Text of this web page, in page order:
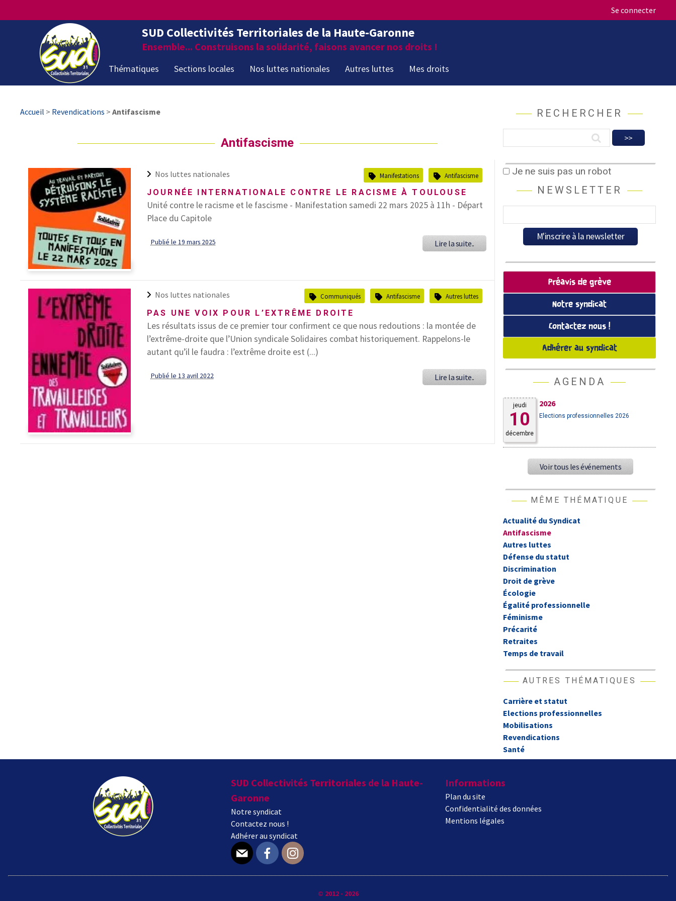
Se connecter
SUD Collectivités Territoriales de la Haute-Garonne
Ensemble... Construisons la solidarité, faisons avancer nos droits !
Thématiques Sections locales Nos luttes nationales Autres luttes Mes droits
Accueil > Revendications > Antifascisme
Antifascisme
Manifestations Antifascisme
Nos luttes nationales
JOURNÉE INTERNATIONALE CONTRE LE RACISME À TOULOUSE
Unité contre le racisme et le fascisme - Manifestation samedi 22 mars 2025 à 11h - Départ
Place du Capitole
Publié le 19 mars 2025 Lire la suite..
Communiqués Antifascisme Autres luttes
Nos luttes nationales
PAS UNE VOIX POUR L’EXTRÊME DROITE
Les résultats issus de ce premier tour confirment ce que nous redoutions : la montée de
l’extrême-droite que l’Union syndicale Solidaires combat historiquement. Rappelons-le
autant qu’il le faudra : l’extrême droite est (...)
Publié le 13 avril 2022 Lire la suite..
RECHERCHER
Je ne suis pas un robot
NEWSLETTER
Préavis de grève
Notre syndicat
Contactez nous !
Adhérer au syndicat
AGENDA
jeudi
10
décembre
2026
Elections professionnelles 2026
Voir tous les événements
MÊME THÉMATIQUE
Actualité du Syndicat
Antifascisme
Autres luttes
Défense du statut
Discrimination
Droit de grève
Écologie
Égalité professionnelle
Féminisme
Précarité
Retraites
Temps de travail
AUTRES THÉMATIQUES
Carrière et statut
Elections professionnelles
Mobilisations
Revendications
Santé
SUD Collectivités Territoriales de la Haute-
Garonne
Notre syndicat
Contactez nous !
Adhérer au syndicat
Informations
Plan du site
Confidentialité des données
Mentions légales
© 2012 - 2026